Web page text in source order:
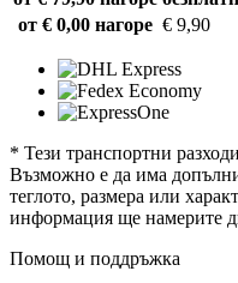
от € 0,00 нагоре € 9,90
* Тези транспортни
Възможно е да има
теглото, размера или
информация ще намерите
Помощ и поддръжка